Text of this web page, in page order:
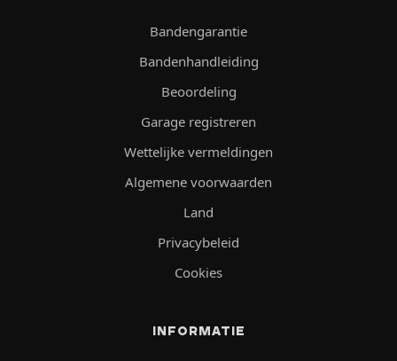
Bandengarantie
Bandenhandleiding
Beoordeling
Garage registreren
Wettelijke vermeldingen
Algemene voorwaarden
Land
Privacybeleid
Cookies
INFORMATIE